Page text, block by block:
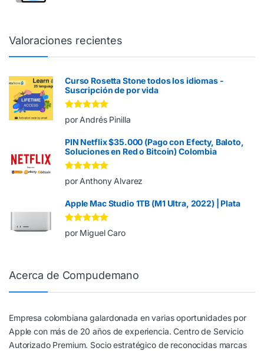
Valoraciones recientes
Curso Rosetta Stone todos los idiomas -
Suscripción de por vida
Valorado en5
de 5
por Andrés Pinilla
PIN Netflix $35.000 (Pago con Efecty, Baloto,
Soluciones en Red o Bitcoin) Colombia
Valorado en5
de 5
por Anthony Alvarez
Apple Mac Studio 1TB (M1 Ultra, 2022) | Plata
Valorado en 5
de 5
por Miguel Caro
Acerca de Compudemano
Empresa colombiana galardonada en varias oportunidades por
Apple con más de 20 años de experiencia. Centro de Servicio
Autorizado Premium. Socio estratégico de reconocidas marcas